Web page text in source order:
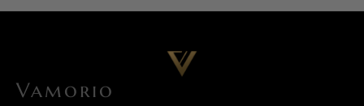
Vamorio